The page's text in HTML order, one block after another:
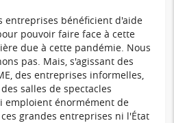
entreprises bénéficient d'aide
pouvoir faire face à cette
due à cette pandémie. Nous
pas. Mais, s'agissant des
des entreprises informelles,
salles de spectacles
emploient énormément de
grandes entreprises ni l'État